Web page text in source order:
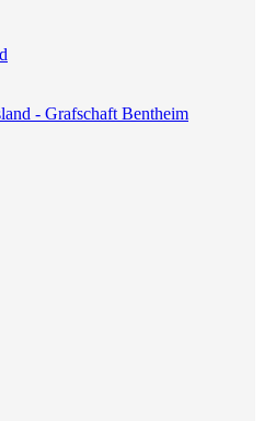
- Grafschaft Bentheim